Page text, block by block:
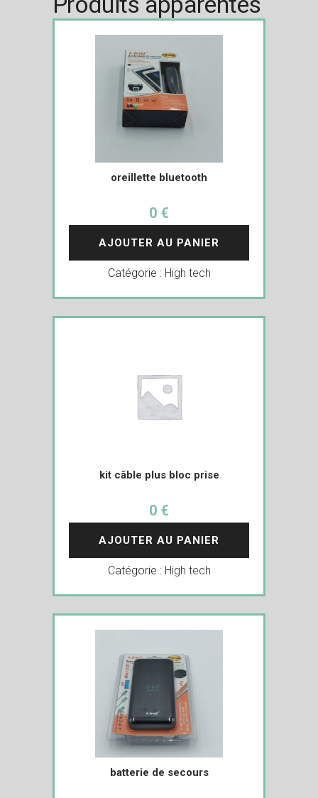
oreillette bluetooth
0 €
AJOUTER AU PANIER
Catégorie : High tech
kit câble plus bloc prise
0 €
AJOUTER AU PANIER
Catégorie : High tech
batterie de secours